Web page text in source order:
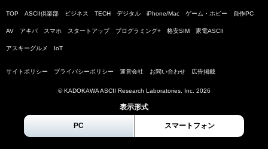
TOP ASCII倶楽部 ビジネス TECH デジタル iPhone/Mac ゲーム・ホビー 自作PC
AV アキバ スマホ スタートアップ プログラミング+ 格安SIM 家電ASCII
アスキーグルメ IoT
サイトポリシー プライバシーポリシー 運営会社 お問い合わせ 広告掲載
© KADOKAWA ASCII Research Laboratories, Inc. 2026
表示形式
PC スマートフォン